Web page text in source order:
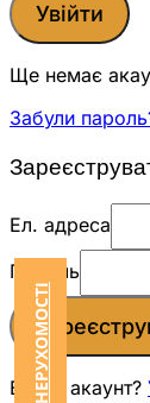
Увійти
Ще немає
Забули
Ел. адреса
Пароль
Вже є акаунт?